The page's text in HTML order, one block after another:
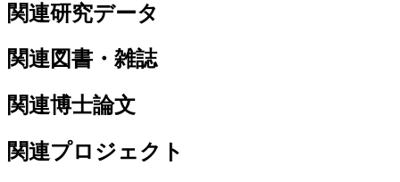
関連研究データ
関連図書・雑誌
関連博士論文
関連プロジェクト